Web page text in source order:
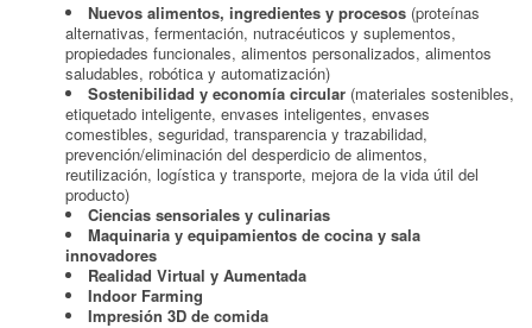
Nuevos alimentos, ingredientes y procesos (proteínas
alternativas, fermentación, nutracéuticos y suplementos,
propiedades funcionales, alimentos personalizados, alimentos
saludables, robótica y automatización)
Sostenibilidad y economía circular (materiales sostenibles,
etiquetado inteligente, envases inteligentes, envases
comestibles, seguridad, transparencia y trazabilidad,
prevención/eliminación del desperdicio de alimentos,
reutilización, logística y transporte, mejora de la vida útil del
producto)
Ciencias sensoriales y culinarias
Maquinaria y equipamientos de cocina y sala
innovadores
Realidad Virtual y Aumentada
Indoor Farming
Impresión 3D de comida